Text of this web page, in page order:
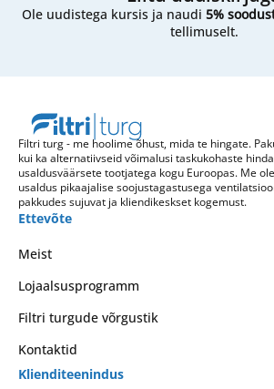
Ole uudistega kursis ja naudi 5%
tellimuselt.
Filtri turg - me hoolime õhust, mida te hingate.
kui ka alternatiivseid võimalusi taskukohaste
usaldusväärsete tootjatega kogu Euroopas. Me
usaldus pikaajalise soojustagastusega
pakkudes sujuvat ja kliendikeskset kogemust.
Ettevõte
Meist
Lojaalsusprogramm
Filtri turgude võrgustik
Kontaktid
Klienditeenindus